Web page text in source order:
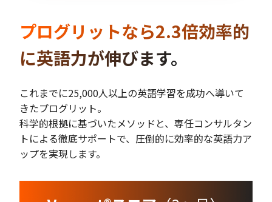
プログリットなら2.3倍効率的
に英語力が伸びます。
これまでに25,000人以上の英語学習を成功へ導いて
きたプログリット。
科学的根拠に基づいたメソッドと、専任コンサルタン
トによる徹底サポートで、圧倒的に効率的な英語力ア
ップを実現します。